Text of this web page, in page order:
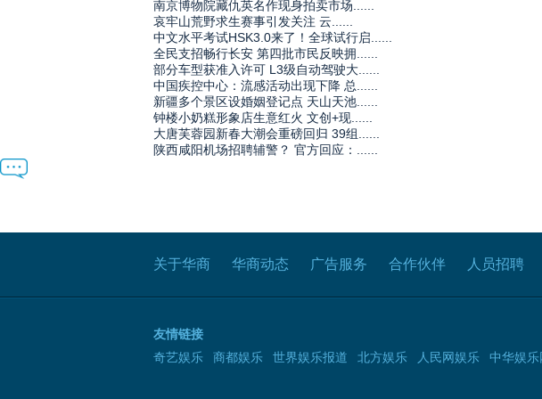
南京博物院藏仇英名作现身拍卖市场......
哀牢山荒野求生赛事引发关注 云......
中文水平考试HSK3.0来了！全球试行启......
全民支招畅行长安 第四批市民反映拥......
部分车型获准入许可 L3级自动驾驶大......
中国疾控中心：流感活动出现下降 总......
新疆多个景区设婚姻登记点 天山天池......
钟楼小奶糕形象店生意红火 文创+现......
大唐芙蓉园新春大潮会重磅回归 39组......
陕西咸阳机场招聘辅警？ 官方回应：......
关于华商 华商动态 广告服务 合作伙伴 人员招聘
友情链接
奇艺娱乐
商都娱乐 世界娱乐报道 北方娱乐 人民网娱乐 中华娱乐